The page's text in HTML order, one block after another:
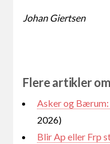
Johan Giertsen
Flere artikler
Asker og
2026)
Blir Ap eller Frp